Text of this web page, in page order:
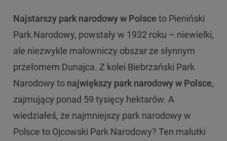
Najstarszy park narodowy w Polsce to Pieniński
Park Narodowy, powstały w 1932 roku – niewielki,
ale niezwykle malowniczy obszar ze słynnym
przełomem Dunajca. Z kolei Biebrzański Park
Narodowy to największy park narodowy w Polsce,
zajmujący ponad 59 tysięcy hektarów. A
wiedziałeś, że najmniejszy park narodowy w
Polsce to Ojcowski Park Narodowy? Ten malutki